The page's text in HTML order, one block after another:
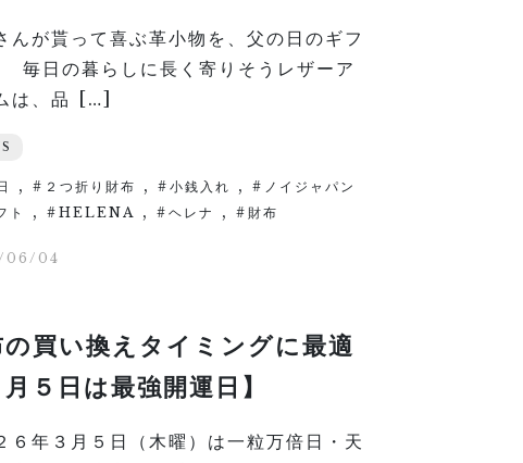
んが貰って喜ぶ革小物を、父の日のギフ
毎日の暮らしに長く寄りそうレザーア
は、品 […]
, ２つ折り財布 , 小銭入れ , ノイジャパン
ト , HELENA , ヘレナ , 財布
06/04
の買い換えタイミングに最適
月５日は最強開運日】
６年３月５日（木曜）は一粒万倍日・天